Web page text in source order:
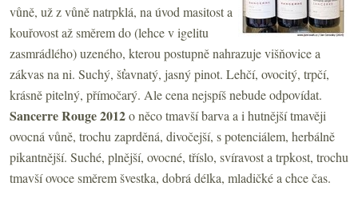
vůně, už z vůně natrpklá, na úvod masitost a
kouřovost až směrem do (lehce v igelitu
zasmrádlého) uzeného, kterou postupně nahrazuje višňovice a
zákvas na ni. Suchý, šťavnatý, jasný pinot. Lehčí, ovocitý, trpčí,
krásně pitelný, přímočarý. Ale cena nejspíš nebude odpovídat.
Sancerre Rouge 2012o něco tmavší barva a i hutnější tmavěji
ovocná vůně, trochu zaprděná, divočejší, s potenciálem, herbálně
pikantnější. Suché, plnější, ovocné, tříslo, svíravost a trpkost, trochu
tmavší ovoce směrem švestka, dobrá délka, mladičké a chce čas.